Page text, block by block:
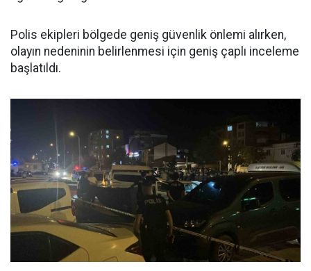
Polis ekipleri bölgede geniş güvenlik önlemi alırken,
olayın nedeninin belirlenmesi için geniş çaplı inceleme
başlatıldı.